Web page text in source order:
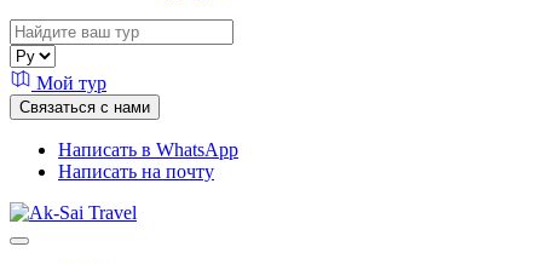
Мой тур
Связаться с нами
Написать в WhatsApp
Написать на почту